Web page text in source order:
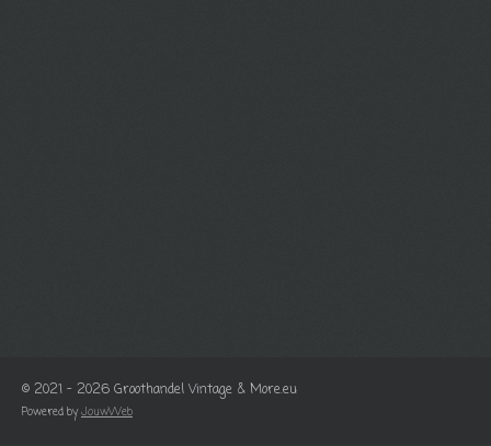
© 2021 - 2026 Groothandel Vintage & More.eu
Powered byJouwWeb